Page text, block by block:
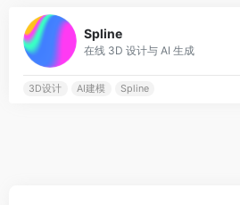
Spline
在线 3D 设计与 AI 生成
3D设计 AI建模 Spline